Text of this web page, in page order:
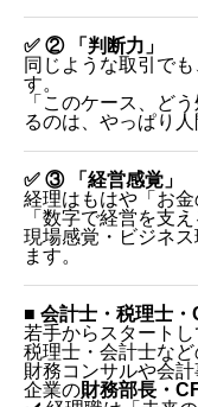
✅ ② 「判断力」
同じような取引で
す。
「このケース、ど
るのは、やっぱり人
✅ ③ 「経営感覚」
経理はもはや「お金
「数字で経営を支
現場感覚・ビジネ
ます。
■ 会計士・税理士
若手からスタートし
税理士・会計士など
財務コンサルや会
企業の財務部長・